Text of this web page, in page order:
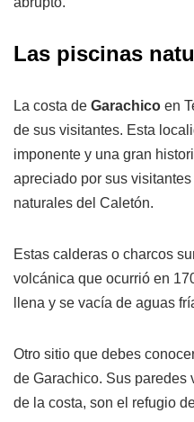
Las piscinas
La costa de Garachico en
de sus visitantes. Esta
imponente y una gran
apreciado por sus
naturales del Caletón.
Estas calderas o charcos
volcánica que ocurrió en
llena y se vacía de aguas
Otro sitio que debes
de Garachico. Sus paredes
de la costa, son el refugio